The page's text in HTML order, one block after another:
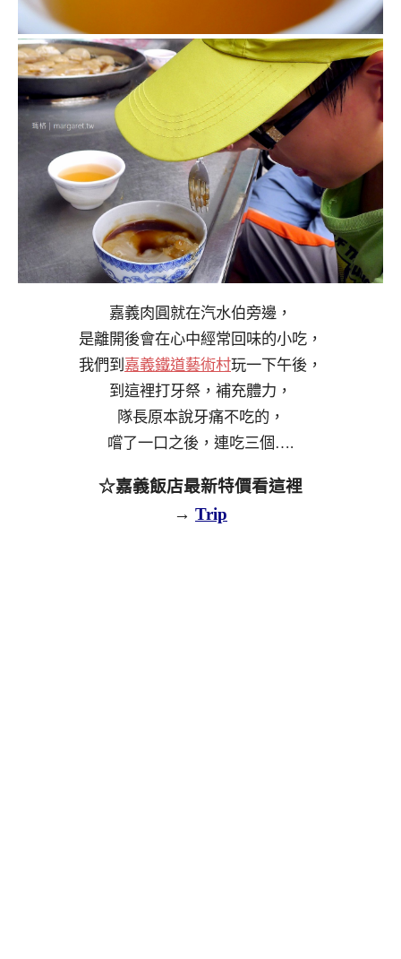
嘉義肉圓就在汽水伯旁邊，
是離開後會在心中經常回味的小吃，
我們到 嘉義鐵道藝術村玩一下午後，
到這裡打牙祭，補充體力，
隊長原本說牙痛不吃的，
嚐了一口之後，連吃三個….
☆嘉義飯店最新特價看這裡
→ Trip